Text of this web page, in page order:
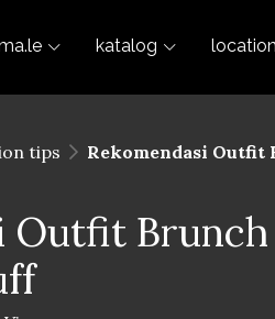
katalog
tips Rekomendasi Outfit
Outfit